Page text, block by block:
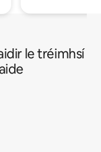
le tréimhsí